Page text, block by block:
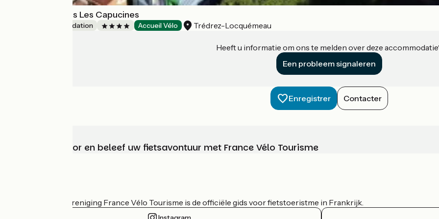
Camping Paradis Les Capucines
Unusual accommodation Accueil Vélo Trédrez-Locquémeau
Heeft u informatie om ons te melden over deze
Een probleem signaleren
Enregistrer Contacter
Kies, bereid voor en beleef uw fietsavontuur met France Vélo Tourisme
De nationale vereniging France Vélo Tourisme is de officiële gids voor fietstoeristme in Frankrijk.